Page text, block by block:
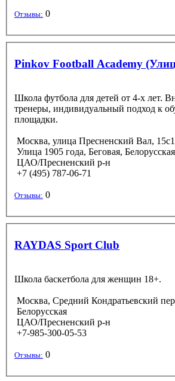
Отзывы: 0
Pinkov Football Academy
Школа футбола для детей от 4-х лет.
тренеры, индивидуальный подход к
площадки.
Москва, улица Пресненский Вал, 15с1
Улица 1905 года, Беговая, Белорусская
ЦАО/Пресненский р-н
+7 (495) 787-06-71
Отзывы: 0
RAYDAS Sport Club
Школа баскетбола для женщин 18+.
Москва, Средний Кондратьевский
Белорусская
ЦАО/Пресненский р-н
+7-985-300-05-53
Отзывы: 0